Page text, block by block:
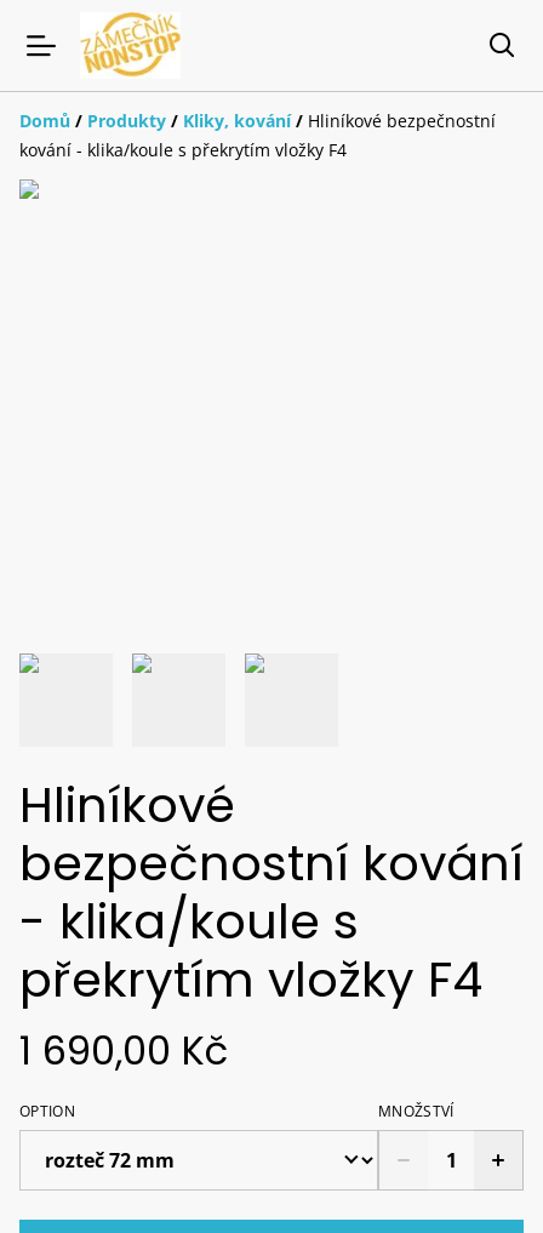
Domů / Produkty / Kliky, kování / Hliníkové bezpečnostní
kování - klika/koule s překrytím vložky F4
Hliníkové
bezpečnostní kování
- klika/koule s
překrytím vložky F4
1 690,00 Kč
OPTION MNOŽSTVÍ